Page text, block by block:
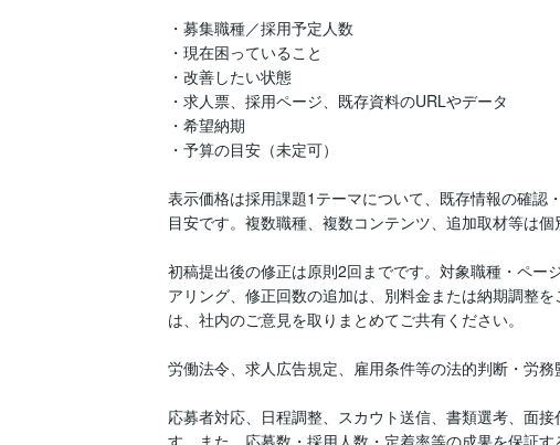
・募集職種／採用予定人数
・現在困っていること
・改善したい状態
・求人票、採用ページ、既存資料のURLやデータ
・希望納期
・予算の目安（未定可）
表示価格は採用課題1テーマについて、既存情報の確
目安です。複数職種、複数コンテンツ、追加取材等は個
初稿提出後の修正は原則2回までです。対象職種・ペー
アリング、修正回数の追加は、別料金または納期調整
は、社内のご意見を取りまとめてご共有ください。
労働法令、求人広告規定、雇用条件等の法的判断・労務
応募者対応、日程調整、スカウト送信、書類選考、面
す。また、応募数・採用人数・定着率等の成果を保証す